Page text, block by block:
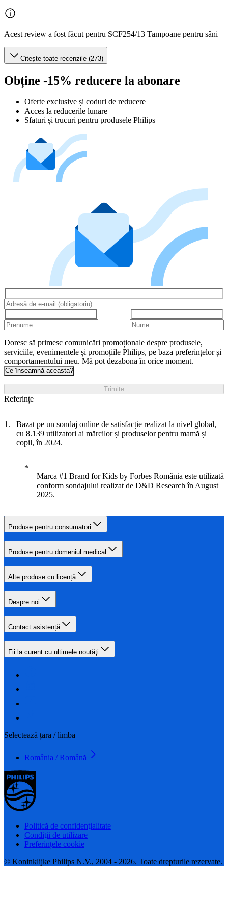
Acest review a fost făcut pentru SCF254/13 Tampoane pentru sâni
Citește toate recenzile (273)
Obține -15% reducere la abonare
Oferte exclusive și coduri de reducere
Acces la reducerile lunare
Sfaturi și trucuri pentru produsele Philips
Doresc să primesc comunicări promoționale despre produsele,
serviciile, evenimentele și promoțiile Philips, pe baza preferințelor și
comportamentului meu. Mă pot dezabona în orice moment.
Ce înseamnă aceasta?
Trimite
Referințe
Bazat pe un sondaj online de satisfacție realizat la nivel global,
cu 8.139 utilizatori ai mărcilor și produselor pentru mamă și
copil, în 2024.
Marca #1 Brand for Kids by Forbes România este utilizată
conform sondajului realizat de D&D Research în August
2025.
Produse pentru consumatori
Produse pentru domeniul medical
Alte produse cu licență
Despre noi
Contact asistență
Fii la curent cu ultimele noutăţi
Selectează țara / limba
România / Română
Politică de confidenţialitate
Condiţii de utilizare
Preferințele cookie
© Koninklijke Philips N.V., 2004 - 2026. Toate drepturile rezervate.